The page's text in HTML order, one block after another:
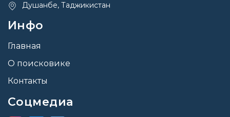
Душанбе, Таджикистан
Инфо
Главная
О поисковике
Контакты
Соцмедиа